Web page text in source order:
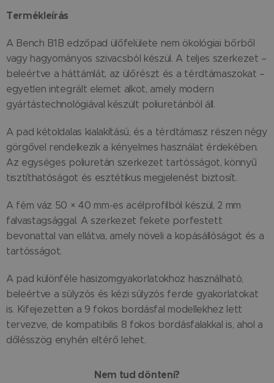
Termékleírás
A Bench B1B edzőpad ülőfelülete nem ökológiai bőrből
vagy hagyományos szivacsból készül. A teljes szerkezet –
beleértve a háttámlát, az ülőrészt és a térdtámaszokat –
egyetlen integrált elemet alkot, amely modern
gyártástechnológiával készült poliuretánból áll.
A pad kétoldalas kialakítású, és a térdtámasz részen négy
görgővel rendelkezik a kényelmes használat érdekében.
Az egységes poliuretán szerkezet tartósságot, könnyű
tisztíthatóságot és esztétikus megjelenést biztosít.
A fém váz 50 × 40 mm-es acélprofilból készül, 2 mm
falvastagsággal. A szerkezet fekete porfestett
bevonattal van ellátva, amely növeli a kopásállóságot és a
tartósságot.
A pad különféle hasizomgyakorlatokhoz használható,
beleértve a súlyzós és kézi súlyzós ferde gyakorlatokat
is. Kifejezetten a 9 fokos bordásfal modellekhez lett
tervezve, de kompatibilis 8 fokos bordásfalakkal is, ahol a
dőlésszög enyhén eltérő lehet.
Nem tud dönteni?